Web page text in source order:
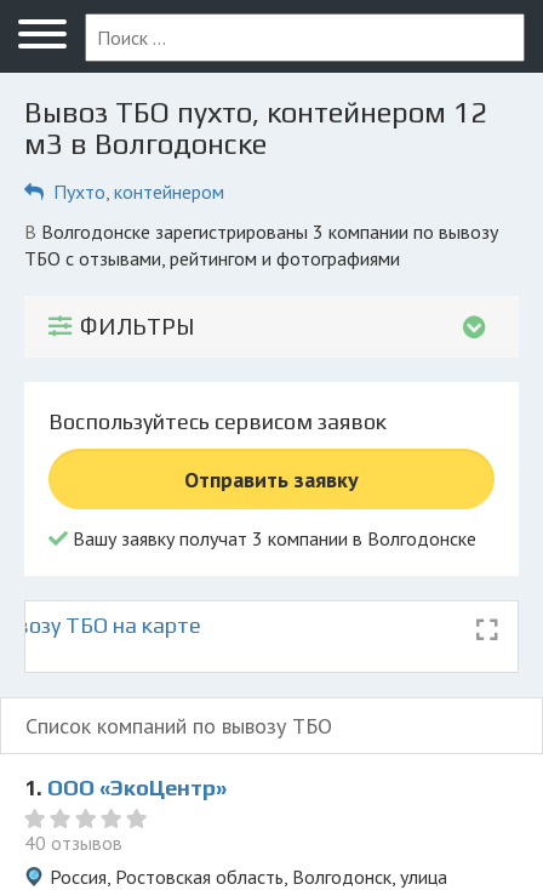
Меню
Главная
Вопрос юристу
Компании
Экоблог
© 2026 Все права защищены
Вывоз ТБО пухто, контейнером 12
м3 в Волгодонске
Пухто, контейнером
в Волгодонске зарегистрированы 3 компании по вывозу
ТБО с отзывами, рейтингом и фотографиями
ФИЛЬТРЫ
Воспользуйтесь сервисом заявок
Отправить заявку
Вашу заявку получат 3 компании в Волгодонске
ТБО на карте
Список компаний по вывозу ТБО
1. ООО «ЭкоЦентр»
40 отзывов
Россия, Ростовская область, Волгодонск, улица